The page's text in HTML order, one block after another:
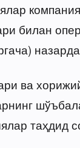
билан
ва
таҳдид